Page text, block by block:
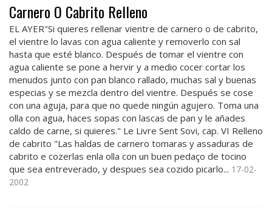
Carnero O Cabrito Relleno
EL AYER"Si quieres rellenar vientre de carnero o de cabrito,
el vientre lo lavas con agua caliente y removerlo con sal
hasta que esté blanco. Después de tomar el vientre con
agua caliente se pone a hervir y a medio cocer cortar los
menudos junto con pan blanco rallado, muchas sal y buenas
especias y se mezcla dentro del vientre. Después se cose
con una aguja, para que no quede ningún agujero. Toma una
olla con agua, haces sopas con lascas de pan y le añades
caldo de carne, si quieres." Le Livre Sent Sovi, cap. VI Relleno
de cabrito "Las haldas de carnero tomaras y assaduras de
cabrito e cozerlas enla olla con un buen pedaço de tocino
que sea entreverado, y despues sea cozido picarlo... 17-02-
2002